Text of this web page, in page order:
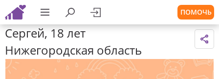
ПОМОЧЬ
Сергей, 18 лет
Нижегородская область